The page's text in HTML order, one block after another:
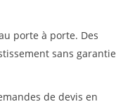
porte à porte. Des
sans garantie
de devis en